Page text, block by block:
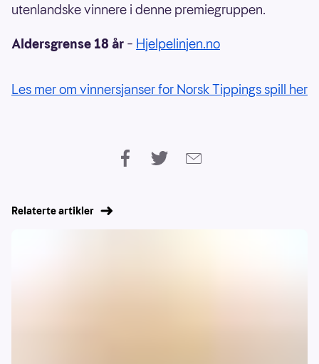
utenlandske vinnere i denne premiegruppen.
Aldersgrense 18 år – Hjelpelinjen.no
Les mer om vinnersjanser for Norsk Tippings spill her
Relaterte artikler